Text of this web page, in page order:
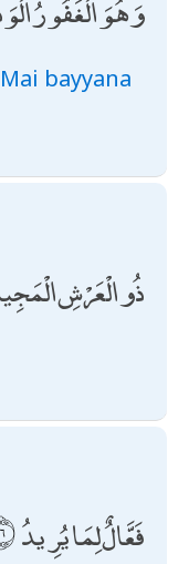
bayyana
ذُو الْعَرْشِ
فَعَّالٌ لِمَا يُرِيدُ